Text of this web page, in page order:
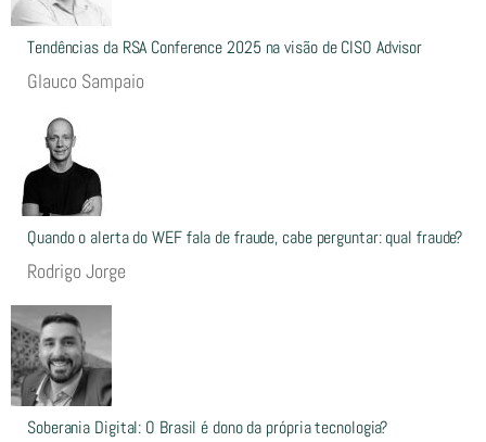
Tendências da RSA Conference 2025 na visão de CISO Advisor
Glauco Sampaio
Quando o alerta do WEF fala de fraude, cabe perguntar: qual fraude?
Rodrigo Jorge
Soberania Digital: O Brasil é dono da própria tecnologia?